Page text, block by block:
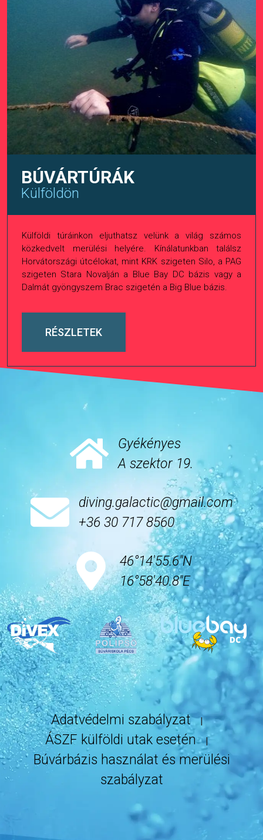
BÚVÁRTÚRÁK
Külföldön
Külföldi túráinkon eljuthatsz velünk a világ számos
közkedvelt merülési helyére. Kínálatunkban találsz
Horvátországi útcélokat, mint KRK szigeten Silo, a PAG
szigeten Stara Novalján a Blue Bay DC bázis vagy a
Dalmát gyöngyszem Brac szigetén a Big Blue bázis.
RÉSZLETEK
Gyékényes
A szektor 19.
diving.galactic@gmail.com
+36 30 717 8560
46°14'55.6"N
16°58'40.8"E
Adatvédelmi szabályzat
ÁSZF külföldi utak esetén
Búvárbázis használat és merülési
szabályzat